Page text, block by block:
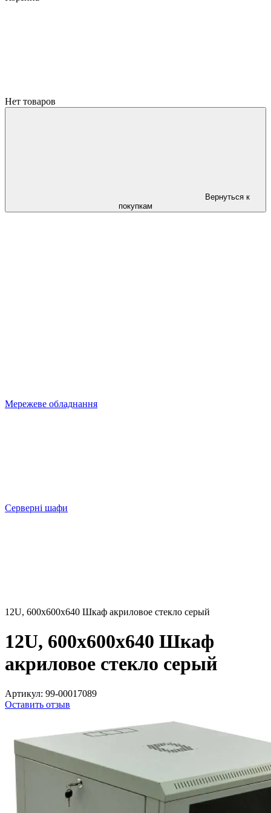
Нет товаров
Вернуться к
покупкам
Мережеве обладнання
Серверні шафи
12U, 600х600х640 Шкаф акриловое стекло серый
12U, 600х600х640 Шкаф
акриловое стекло серый
Артикул: 99-00017089
Оставить отзыв